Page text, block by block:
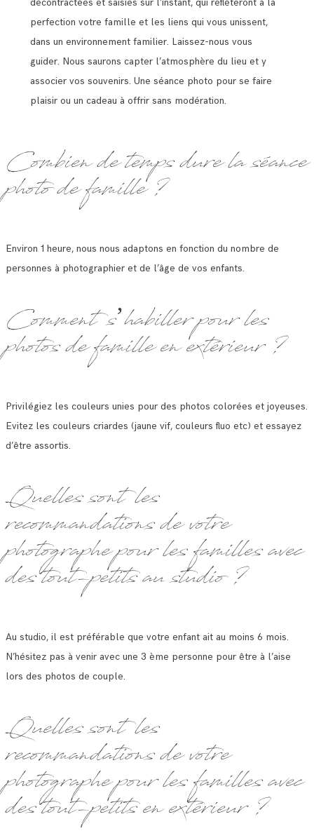
perfection votre famille et les liens qui vous unissent,
dans un environnement familier. Laissez-nous vous
guider. Nous saurons capter l’atmosphère du lieu et y
associer vos souvenirs. Une séance photo pour se faire
plaisir ou un cadeau à offrir sans modération.
Combien de temps dure la séance
photo de famille ?
Environ 1 heure, nous nous adaptons en fonction du nombre de
personnes à photographier et de l’âge de vos enfants.
Comment s’habiller pour les
photos de famille en extérieur ?
Privilégiez les couleurs unies pour des photos colorées et joyeuses.
Evitez les couleurs criardes (jaune vif, couleurs fluo etc) et essayez
d’être assortis.
Quelles sont les
recommandations de votre
photographe pour les familles avec
des tout-petits au studio ?
Au studio, il est préférable que votre enfant ait au moins 6 mois.
N’hésitez pas à venir avec une 3 ème personne pour être à l’aise
lors des photos de couple.
Quelles sont les
recommandations de votre
photographe pour les familles avec
des tout-petits en extérieur ?